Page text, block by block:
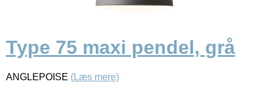
Type 75 maxi pendel, grå
ANGLEPOISE (Læs mere)